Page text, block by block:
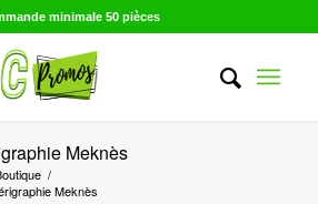
minimale 50 pièces
Meknès
/
Meknès